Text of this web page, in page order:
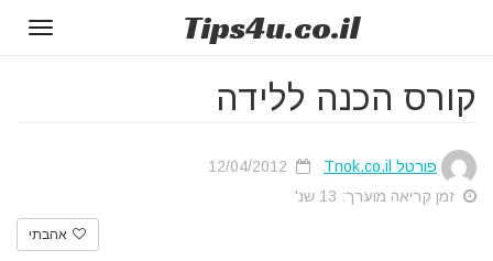
Tips4u.co.il
קורס הכנה ללידה
פורטל Tnok.co.il
זמן קריאה מוערך: 13 שנ'
אהבתי